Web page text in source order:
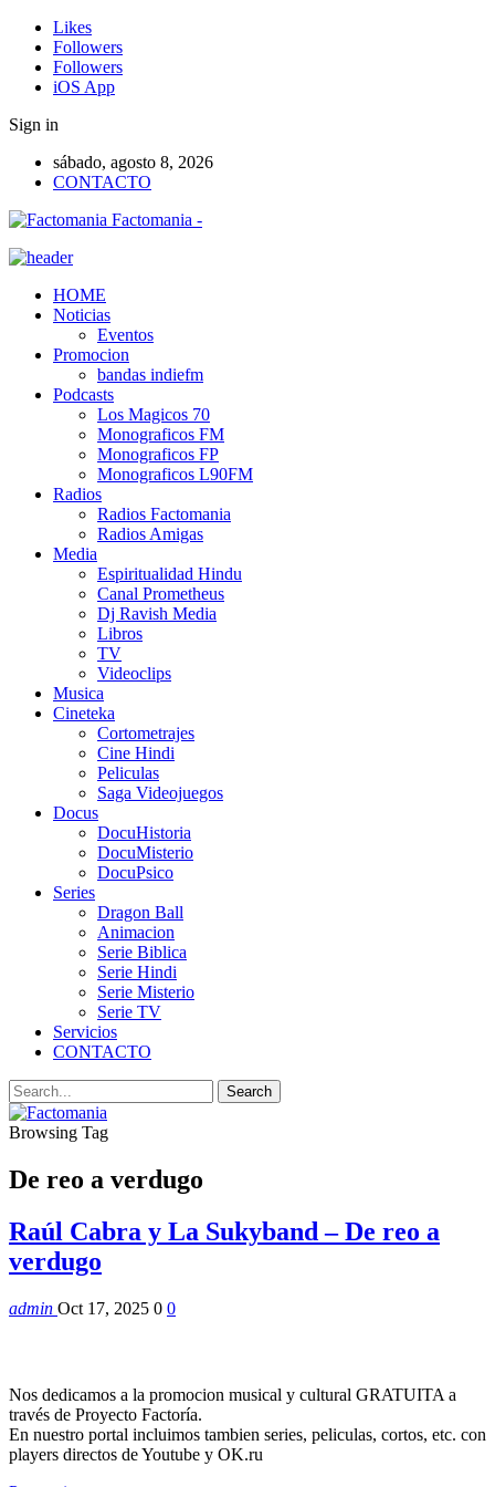
Likes
Followers
Followers
iOS App
Sign in
sábado, agosto 8, 2026
CONTACTO
Factomania -
HOME
Noticias
Eventos
Promocion
bandas indiefm
Podcasts
Los Magicos 70
Monograficos FM
Monograficos FP
Monograficos L90FM
Radios
Radios Factomania
Radios Amigas
Media
Espiritualidad Hindu
Canal Prometheus
Dj Ravish Media
Libros
TV
Videoclips
Musica
Cineteka
Cortometrajes
Cine Hindi
Peliculas
Saga Videojuegos
Docus
DocuHistoria
DocuMisterio
DocuPsico
Series
Dragon Ball
Animacion
Serie Biblica
Serie Hindi
Serie Misterio
Serie TV
Servicios
CONTACTO
Browsing Tag
De reo a verdugo
Raúl Cabra y La Sukyband – De reo a
verdugo
admin Oct 17, 2025 0 0
Nos dedicamos a la promocion musical y cultural GRATUITA a
través de Proyecto Factoría.
En nuestro portal incluimos tambien series, peliculas, cortos, etc. con
players directos de Youtube y OK.ru